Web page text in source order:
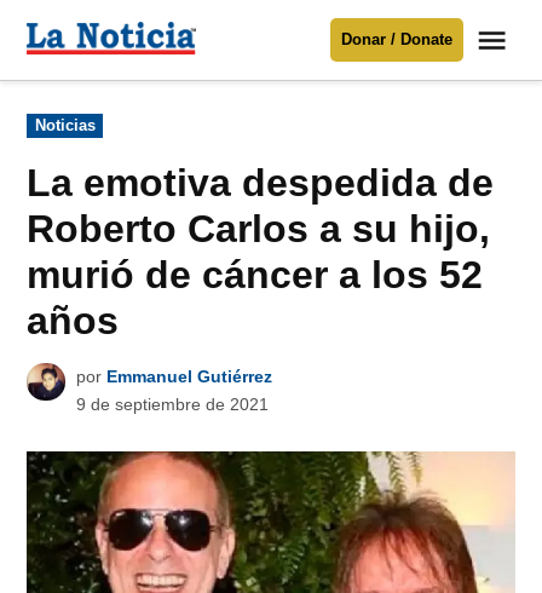
Para mantenerte informado necesitamos
Donar
contenido
Noticia
Donar / Donate
Publicado
en
Noticias
La emotiva despedida de
Roberto Carlos a su hijo,
murió de cáncer a los 52
años
por Emmanuel Gutiérrez
9 de septiembre de 2021